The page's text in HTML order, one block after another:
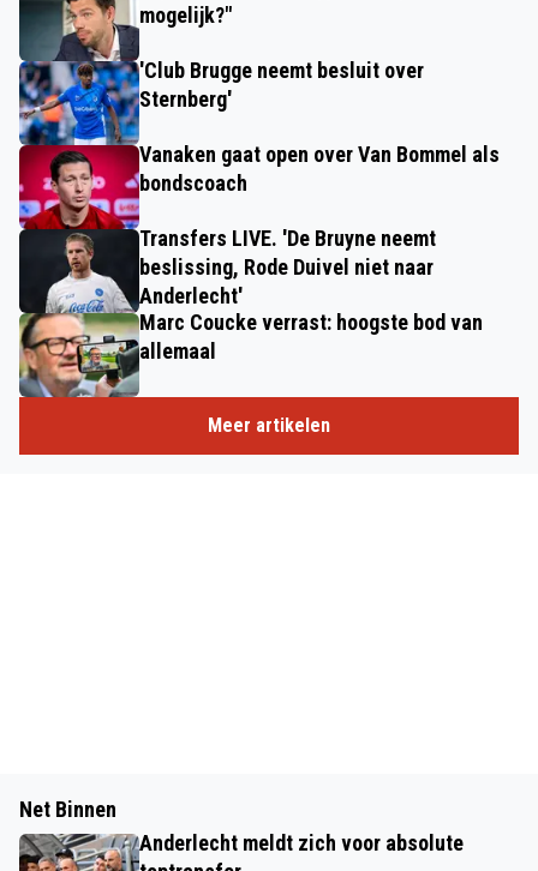
mogelijk?"
'Club Brugge neemt besluit over
Sternberg'
Vanaken gaat open over Van Bommel als
bondscoach
Transfers LIVE. 'De Bruyne neemt
beslissing, Rode Duivel niet naar
Anderlecht'
Marc Coucke verrast: hoogste bod van
allemaal
Meer artikelen
Net Binnen
Anderlecht meldt zich voor absolute